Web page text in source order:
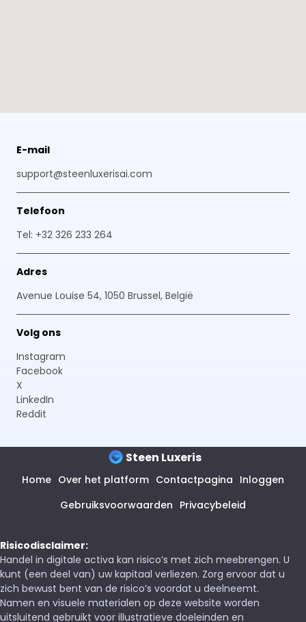
E-mail
support@steenluxerisai.com
Telefoon
Tel: +32 326 233 264
Adres
Avenue Louise 54, 1050 Brussel, België
Volg ons
Instagram
Facebook
X
LinkedIn
Reddit
Steen Luxeris
Home Over het platform Contactpagina Inloggen
Gebruiksvoorwaarden Privacybeleid
Risicodisclaimer:
Handel in digitale activa kan risico’s met zich meebrengen. U
kunt (een deel van) uw kapitaal verliezen. Zorg ervoor dat u
zich bewust bent van de risico’s voordat u deelneemt.
Namen en visuele materialen op deze website worden
uitsluitend gebruikt voor illustratieve doeleinden en